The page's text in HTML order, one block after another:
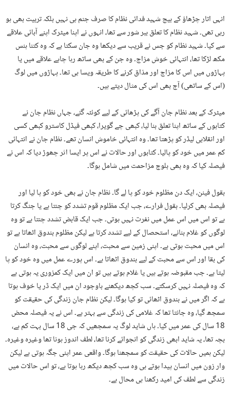
انہی اتار چڑھاؤ کے بیچ شہید فدائی نظام کا صرف جنم ہی نہیں بلکہ تربیت بھی ہو
رہی تھی۔ شہید نظام کا تعلق ببر شور سے تھا، انہوں نے اپنا میٹرک اپنے آبائی علاقے
سے کیا۔ شہید نظام کو جس نے قریب سے دیکھا وہ جان سکتا ہے کہ وہ کتنا ہنس
مکھ لڑکا تھا، انتہائی خوش مزاج۔ وہ جن کے بھی ساتھ رہا چاہے علاقے میں یا
پہاڑوں میں اس کا مزاج اور مذاق کرنے کا طریقہ ویسا ہی تھا۔ پہاڑوں میں لوگ
(اس کے ساتھی) آج بھی اس کی مثال دیتے ہیں۔
میٹرک کے بعد نظام جان آگے کی پڑھائی کے لیے کوئٹہ گئے، جہاں نظام جان نے
کتابوں کے ساتھ اپنا تعلق بنا لیا، کبھی چے گویرا، کبھی فیڈل کاسترو کبھی کسی
اور انقلابی لیڈر کو پڑھتا تھا۔ وہ انتہائی خاموش انسان تھے۔ نظام جان نے انتہائی
کم عمر میں خود کو پالیا۔ کتابوں اور حالات نے اس پر ایسا اثر چھوڑ دیا کہ اس نے
فیصلہ کیا کہ وہ بھی بلوچ مزاحمت میں شامل ہوگا۔
بقول فینن، ایک دن مظلوم خود کو پا لے گا۔ نظام جان نے بھی خود کو پا لیا اور
فیصلہ بھی کرلیا۔ بقول فرارے، جب ایک مظلوم قوم تشدد کو چنتا ہے یا جنگ کرتا
ہے تو اس میں اس عمل میں نفرت نہیں ہوتی۔ جب ایک قابض تشدد چنتا ہے تو وہ
لوگوں کو غلام بنانے، استحصال کے لیے تشدد کرتا ہے لیکن مظلوم بندوق اٹھاتا ہے تو
اس میں محبت ہوتی ہے۔ اپنی زمین سے محبت، اپنے لوگوں سے محبت، وہ انسان
کی بقا اور اس سے محبت کے لیے بندوق اٹھاتا ہے۔ اس پورے عمل میں وہ خود کو پا
لیتا ہے۔ جب مقبوضہ ہوتے ہیں یا غلام ہوتے ہیں تو ان میں ایک کمزوری یہ ہوتی ہے
کہ وہ فیصلہ نہیں کرسکتے۔ سب کچھ دیکھنے باوجود ان میں ایک ڈر یا خوف ہوتا
ہے کہ اگر میں نے بندوق اٹھائی تو کیا ہوگا۔ لیکن نظام جان زندگی کی حقیقت کو
سمجھ گیا، وہ جانتا تھا کہ غلامی کی زندگی سے بہتر ہے۔ اس نے یہ فیصلہ محض
18 سال کی عمر میں کیا۔ ہاں شاید لوگ یہ سمجھیں کہ جی 18 سال بہت کم ہے،
بچہ تھا، یہ شاید ابھی زندگی کو انجوائے کرنا تھا، لطف اندوز ہونا تھا وغیرہ وغیرہ۔
لیکن ہمیں حالات کی حقیقت کو سمجھنا ہوگا۔ واقعی عمر اپنی جگہ ہوتی ہے لیکن
وار زون میں انسان پیدا ہوتے ہی وہ سب کچھ دیکھ رہا ہوتا ہے، تو اس حالات میں
زندگی سے لطف کی امید رکھنا ہی محال ہے۔